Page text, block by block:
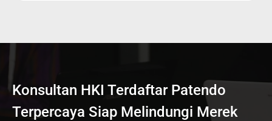
Konsultan HKI Terdaftar Patendo
Terpercaya Siap Melindungi Merek